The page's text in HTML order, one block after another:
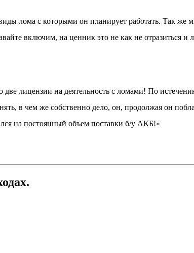
лома с которыми он планирует работать. Так
включим, на ценник это не как не отразиться и
лицензии на деятельность с ломами! По
в чем же собственно дело, он, продолжая он
на постоянный объем поставки б/у АКБ!»